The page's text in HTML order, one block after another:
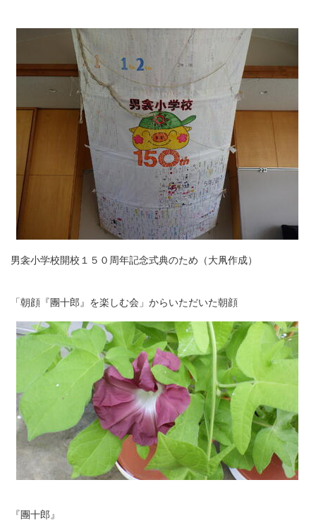
男衾小学校開校１５０周年記念式典のため（大凧作成）
「朝顔『團十郎』を楽しむ会」からいただいた朝顔
『團十郎』